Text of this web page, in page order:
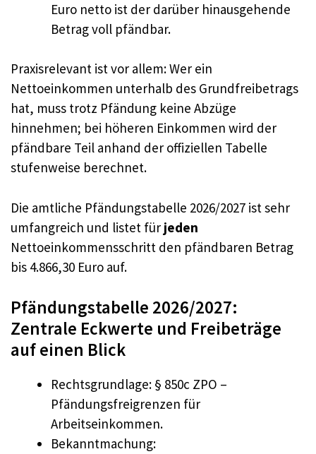
Euro netto ist der darüber hinausgehende
Betrag voll pfändbar.
Praxisrelevant ist vor allem: Wer ein
Nettoeinkommen unterhalb des Grundfreibetrags
hat, muss trotz Pfändung keine Abzüge
hinnehmen; bei höheren Einkommen wird der
pfändbare Teil anhand der offiziellen Tabelle
stufenweise berechnet.
Die amtliche Pfändungstabelle 2026/2027 ist sehr
umfangreich und listet für jeden
Nettoeinkommensschritt den pfändbaren Betrag
bis 4.866,30 Euro auf.
Pfändungstabelle 2026/2027:
Zentrale Eckwerte und Freibeträge
auf einen Blick
Rechtsgrundlage: § 850c ZPO –
Pfändungsfreigrenzen für
Arbeitseinkommen.
Bekanntmachung: